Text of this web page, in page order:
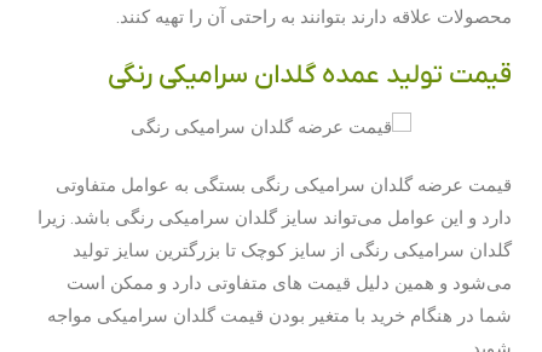
محصولات علاقه دارند بتوانند به راحتی آن را تهیه کنند.
قیمت تولید عمده گلدان سرامیکی رنگی
قیمت عرضه گلدان سرامیکی رنگی‌ بستگی به عوامل متفاوتی
دارد و این عوامل می‌تواند سایز گلدان سرامیکی رنگی باشد. زیرا
گلدان سرامیکی رنگی از سایز کوچک تا بزرگترین سایز تولید
می‌شود و همین دلیل قیمت های متفاوتی دارد و ممکن است
شما در هنگام خرید با متغیر بودن قیمت گلدان سرامیکی مواجه